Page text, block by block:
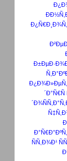
ÑÑ‚Ð¾Ð¹